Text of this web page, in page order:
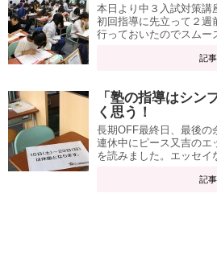
本日より中３入試対策講
初回指導に先立って２週
行っておいたのでスムー
記
「塾の指導はシン
く思う！
長期OFF最終日、最後の
連休中にピース又吉のエ
を読みました。エッセイ
記